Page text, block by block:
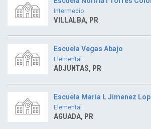
Intermedio
VILLALBA, PR
Escuela Vegas Abajo
Elemental
ADJUNTAS, PR
Escuela Maria L Jimenez
Elemental
AGUADA, PR